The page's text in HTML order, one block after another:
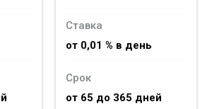
Ставка
от 0,01 % в день
Срок
от 65 до 365 дней